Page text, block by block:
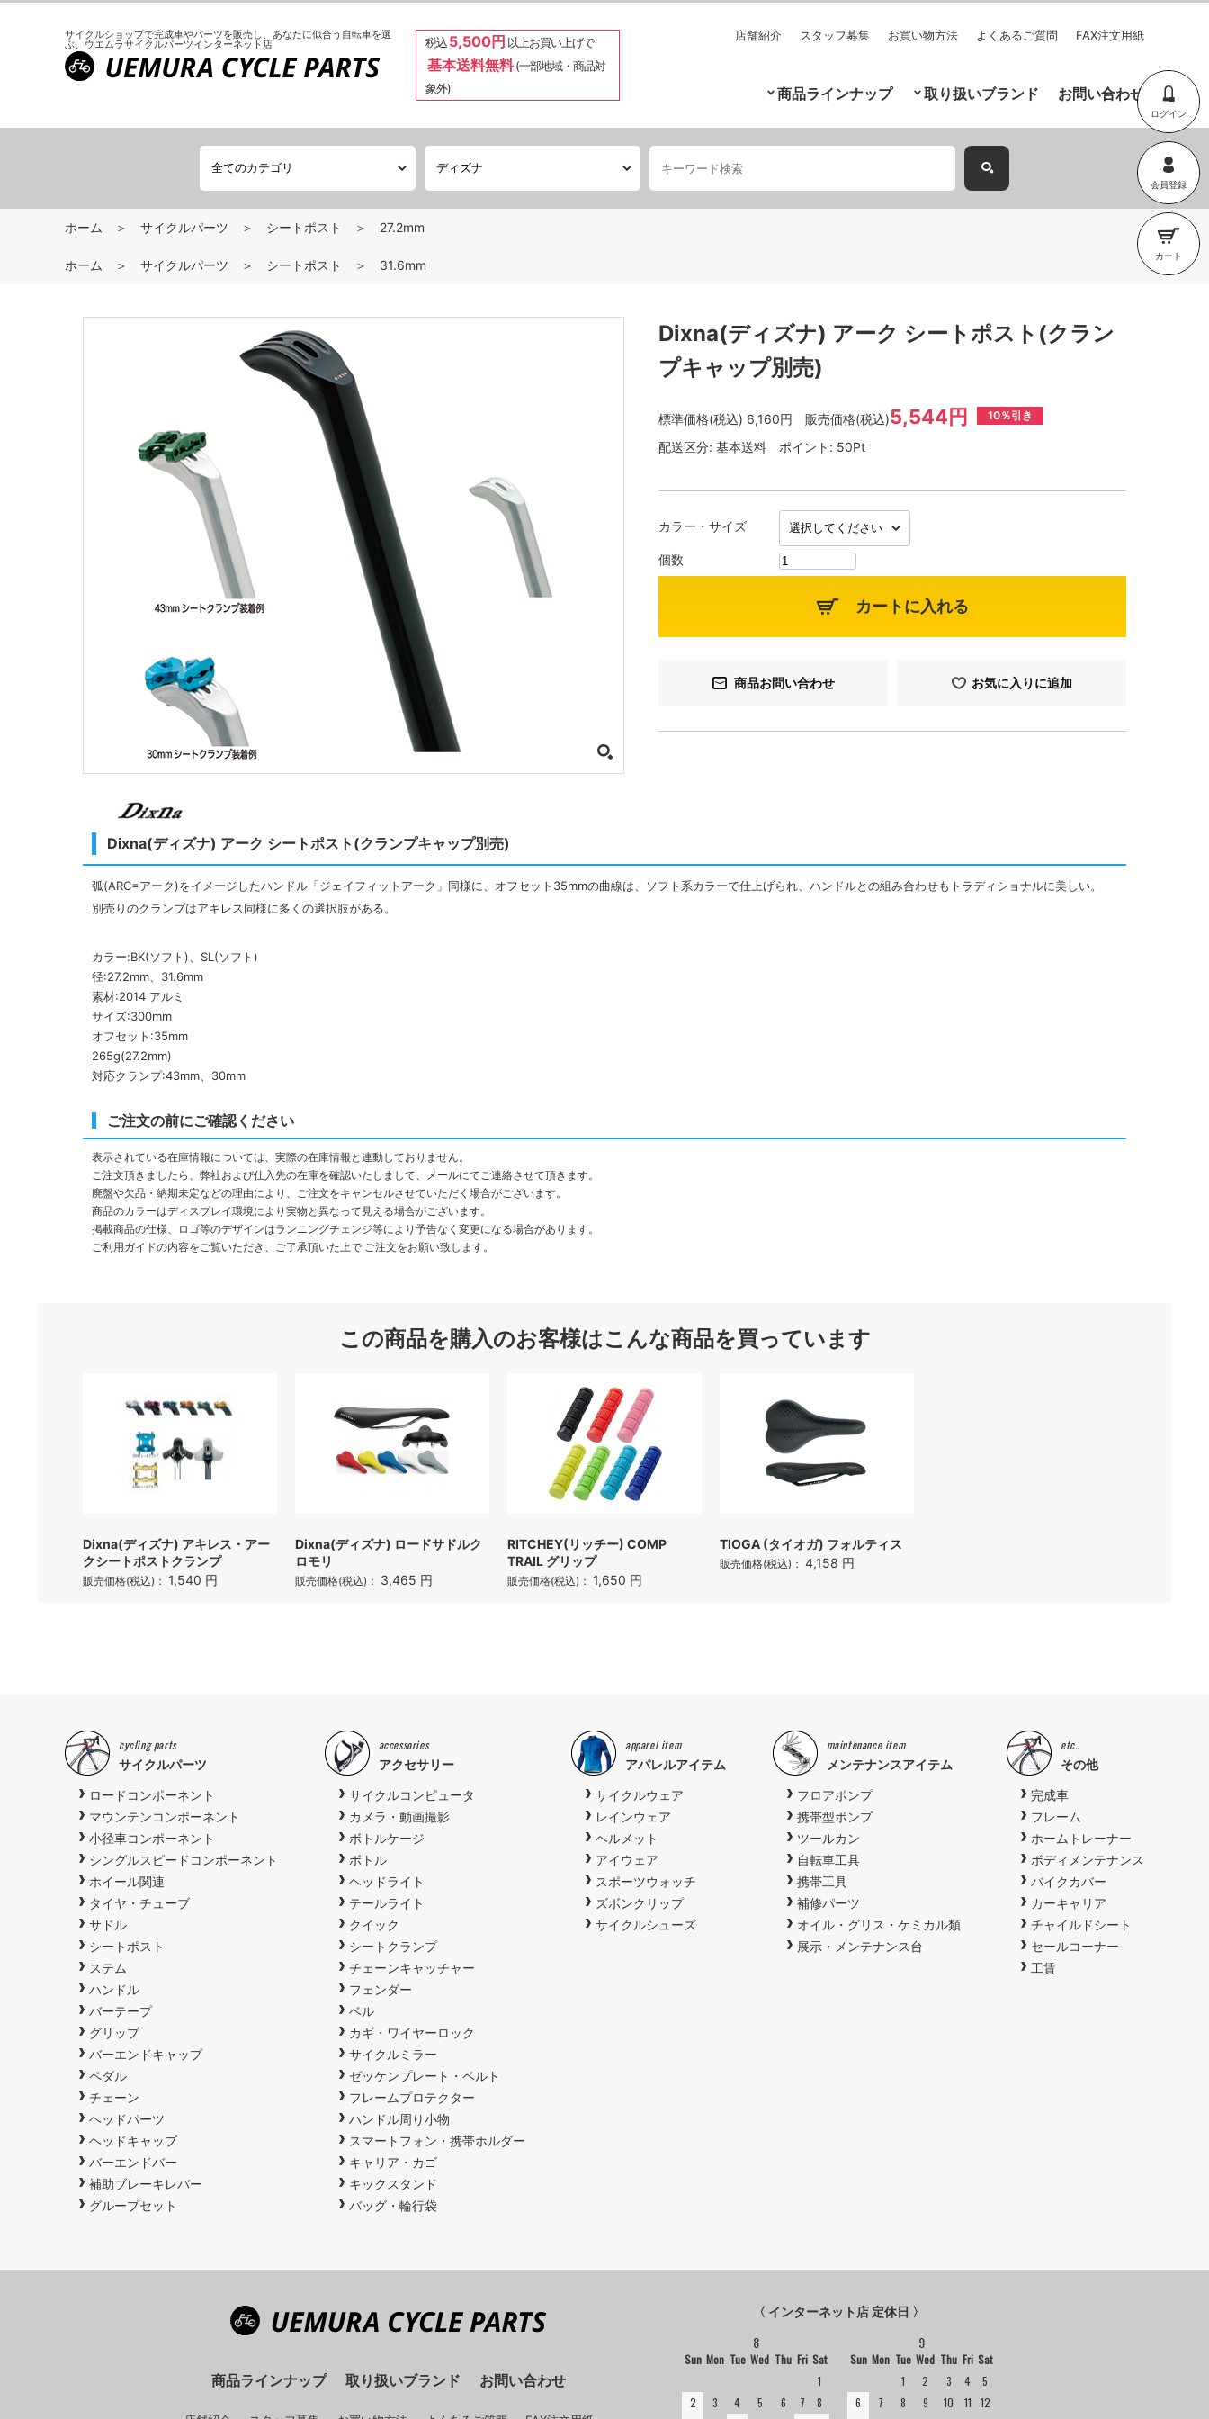
サイクルショップで完成車やパーツを販売し、 あなたに似合う自転車を選
ぶ、 ウエムラサイクルパーツインターネット店 税込5,500円 以上お買い上げで
基本送料無料(一部地域・商品対
象外)
店舗紹介 スタッフ募集 お買い物方法 よくあるご質問 FAX注文用紙
ログイン
会員登録
カート
商品ラインナップ 取り扱いブランド お問い合わせ
ホーム サイクルパーツ シートポスト 27.2mm
ホーム サイクルパーツ シートポスト 31.6mm
Dixna(ディズナ) アーク シートポスト(クラン
プキャップ別売)
標準価格(税込) 6,160円 販売価格(税込)5,544円 10％引き
配送区分: 基本送料 ポイント: 50Pt
カラー・サイズ
個数
カートに入れる
商品お問い合わせ お気に入りに追加
Dixna(ディズナ) アーク シートポスト(クランプキャップ別売)
弧(ARC=アーク)をイメージしたハンドル「ジェイフィットアーク」同様に、オフセット35mmの曲線は、ソフト系カラーで仕上げられ、ハンドルとの組み合わせもトラディショナルに美しい。
別売りのクランプはアキレス同様に多くの選択肢がある。
カラー:BK(ソフト)、SL(ソフト)
径:27.2mm、31.6mm
素材:2014 アルミ
サイズ:300mm
オフセット:35mm
265g(27.2mm)
対応クランプ:43mm、30mm
ご注文の前にご確認ください
表示されている在庫情報については、実際の在庫情報と連動しておりません。
ご注文頂きましたら、弊社および仕入先の在庫を確認いたしまして、メールにてご連絡させて頂きます。
廃盤や欠品・納期未定などの理由により、ご注文をキャンセルさせていただく場合がございます。
商品のカラーはディスプレイ環境により実物と異なって見える場合がございます。
掲載商品の仕様、ロゴ等のデザインはランニングチェンジ等により予告なく変更になる場合があります。
ご利用ガイドの内容をご覧いただき、ご了承頂いた上で ご注文をお願い致します。
この商品を購入のお客様はこんな商品を買っています
Dixna(ディズナ) アキレス・アー
クシートポストクランプ
販売価格(税込)： 1,540 円
Dixna(ディズナ) ロードサドルク
ロモリ
販売価格(税込)： 3,465 円
RITCHEY(リッチー) COMP
TRAIL グリップ
販売価格(税込)： 1,650 円
TIOGA (タイオガ) フォルティス
販売価格(税込)： 4,158 円
cycling parts
サイクルパーツ
ロードコンポーネント
マウンテンコンポーネント
小径車コンポーネント
シングルスピードコンポーネント
ホイール関連
タイヤ・チューブ
サドル
シートポスト
ステム
ハンドル
バーテープ
グリップ
バーエンドキャップ
ペダル
チェーン
ヘッドパーツ
ヘッドキャップ
バーエンドバー
補助ブレーキレバー
グループセット
accessories
アクセサリー
サイクルコンピュータ
カメラ・動画撮影
ボトルケージ
ボトル
ヘッドライト
テールライト
クイック
シートクランプ
チェーンキャッチャー
フェンダー
ベル
カギ・ワイヤーロック
サイクルミラー
ゼッケンプレート・ベルト
フレームプロテクター
ハンドル周り小物
スマートフォン・携帯ホルダー
キャリア・カゴ
キックスタンド
バッグ・輪行袋
apparel item
アパレルアイテム
サイクルウェア
レインウェア
ヘルメット
アイウェア
スポーツウォッチ
ズボンクリップ
サイクルシューズ
maintenance item
メンテナンスアイテム
フロアポンプ
携帯型ポンプ
ツールカン
自転車工具
携帯工具
補修パーツ
オイル・グリス・ケミカル類
展示・メンテナンス台
etc..
その他
完成車
フレーム
ホームトレーナー
ボディメンテナンス
バイクカバー
カーキャリア
チャイルドシート
セールコーナー
工賃
商品ラインナップ 取り扱いブランド お問い合わせ
〈 インターネット店 定休日 〉
8
Sun Mon Tue Wed Thu Fri Sat
1
2
3 4 5 6 7
8
9
Sun Mon Tue Wed Thu Fri Sat
1
2 3 4
5
6
7 8 9 10 11
12